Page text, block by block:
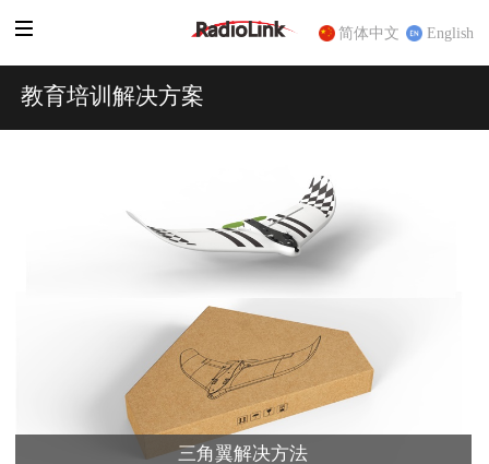
简体中文 English
教育培训解决方案
三角翼解决方法